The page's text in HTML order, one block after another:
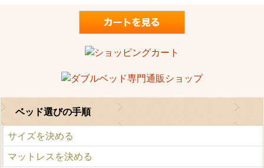
ベッド選びの手順
サイズを決める
マットレスを決める